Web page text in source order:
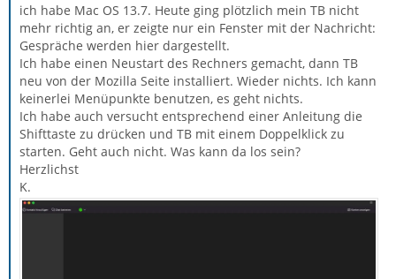
ich habe Mac OS 13.7. Heute ging plötzlich mein TB nicht
mehr richtig an, er zeigte nur ein Fenster mit der Nachricht:
Gespräche werden hier dargestellt.
Ich habe einen Neustart des Rechners gemacht, dann TB
neu von der Mozilla Seite installiert. Wieder nichts. Ich kann
keinerlei Menüpunkte benutzen, es geht nichts.
Ich habe auch versucht entsprechend einer Anleitung die
Shifttaste zu drücken und TB mit einem Doppelklick zu
starten. Geht auch nicht. Was kann da los sein?
Herzlichst
K.